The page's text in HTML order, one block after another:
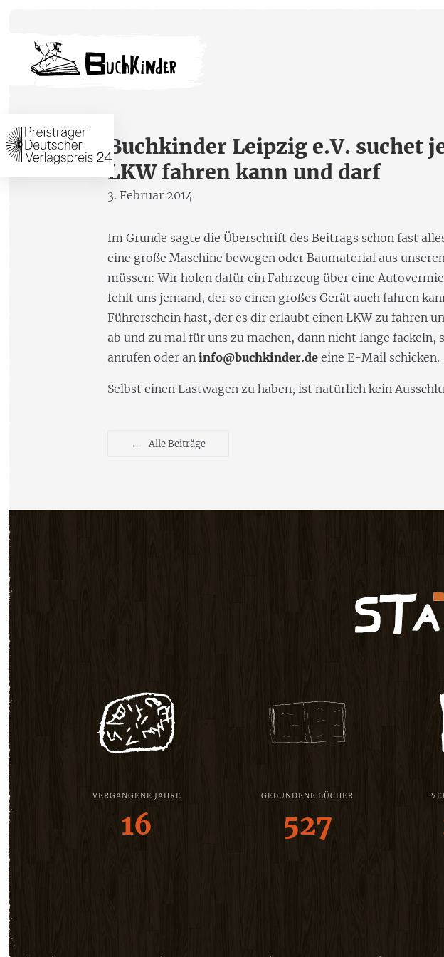
Buchkinder Leipzig e.V. suchet
LKW fahren kann und darf
3. Februar 2014
Im Grunde sagte die Überschrift des Beitrags schon fast
eine große Maschine bewegen oder Baumaterial aus
müssen: Wir holen dafür ein Fahrzeug über eine
fehlt uns jemand, der so einen großes Gerät auch fahren
Führerschein hast, der es dir erlaubt einen LKW zu fahren
ab und zu mal für uns zu machen, dann nicht lange fackeln,
anrufen oder an info@buchkinder.deeine E-Mail schicken.
Selbst einen Lastwagen zu haben, ist natürlich kein
← Alle Beiträge
VERGANGENE JAHRE
16
GEBUNDENE BÜCHER
527